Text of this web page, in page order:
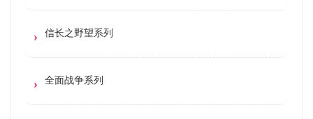
信长之野望系列
全面战争系列